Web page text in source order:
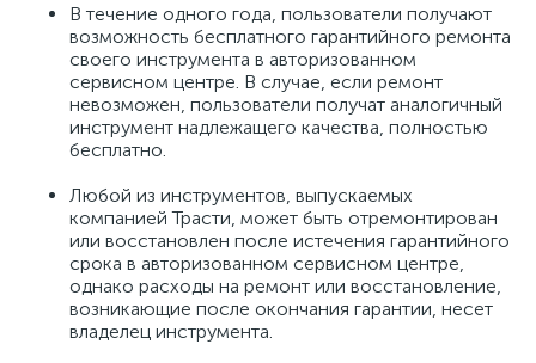
В течение одного года, пользователи получают
возможность бесплатного гарантийного ремонта
своего инструмента в авторизованном
сервисном центре. В случае, если ремонт
невозможен, пользователи получат аналогичный
инструмент надлежащего качества, полностью
бесплатно.
Любой из инструментов, выпускаемых
компанией Трасти, может быть отремонтирован
или восстановлен после истечения гарантийного
срока в авторизованном сервисном центре,
однако расходы на ремонт или восстановление,
возникающие после окончания гарантии, несет
владелец инструмента.